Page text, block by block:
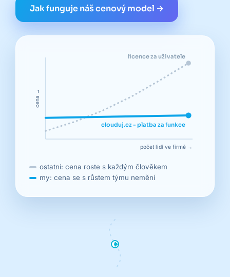
Jak funguje náš cenový model →
počet lidí ve firmě →
cena →
licence za uživatele
clouduj.cz - platba za funkce
ostatní: cena roste s každým člověkem
my: cena se s růstem týmu nemění